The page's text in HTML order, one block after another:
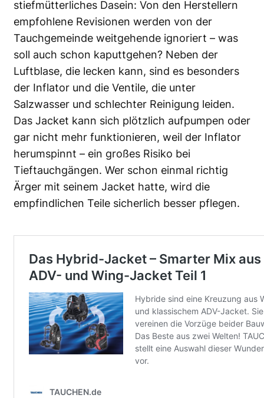
stiefmütterliches Dasein: Von den Herstellern
empfohlene Revisionen werden von der
Tauchgemeinde weitgehende ignoriert – was
soll auch schon kaputtgehen? Neben der
Luftblase, die lecken kann, sind es besonders
der Inflator und die Ventile, die unter
Salzwasser und schlechter Reinigung leiden.
Das Jacket kann sich plötzlich aufpumpen oder
gar nicht mehr funktionieren, weil der Inflator
herumspinnt – ein großes Risiko bei
Tieftauchgängen. Wer schon einmal richtig
Ärger mit seinem Jacket hatte, wird die
empfindlichen Teile sicherlich besser pflegen.